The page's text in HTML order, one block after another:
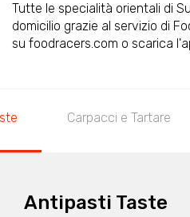
Tutte le specialità orientali di
domicilio grazie al servizio di
su foodracers.com o scarica
Carpacci e Tartare
Antipasti Taste